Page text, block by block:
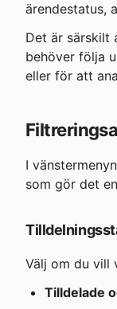
ärendestatus,
Det är särskilt
behöver följa
eller för att
I
som gör det
Välj om du vill
Tilldelade